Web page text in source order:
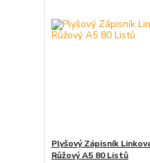
Plyšový Zápisník
Růžový A5 80 Listů